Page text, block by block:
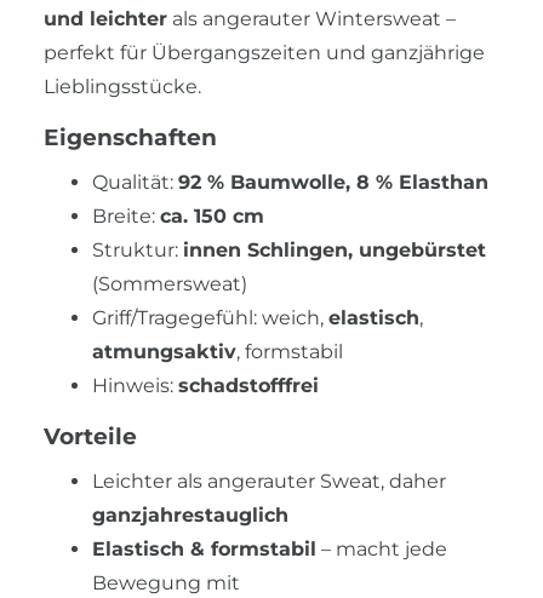
und leichter als angerauter Wintersweat –
perfekt für Übergangszeiten und ganzjährige
Lieblingsstücke.
Eigenschaften
Qualität: 92 % Baumwolle, 8 % Elasthan
Breite: ca. 150 cm
Struktur: innen Schlingen, ungebürstet
(Sommersweat)
Griff/Tragegefühl: weich, elastisch,
atmungsaktiv, formstabil
Hinweis: schadstofffrei
Vorteile
Leichter als angerauter Sweat, daher
ganzjahrestauglich
Elastisch & formstabil – macht jede
Bewegung mit